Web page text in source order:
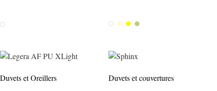
Weiss WeissCreme
GelbSalvia
Duvets et Oreillers Duvets et couvertures